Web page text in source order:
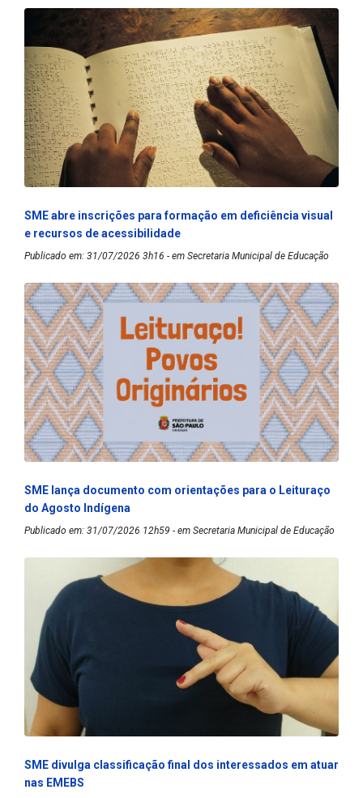
SME abre inscrições para formação em deficiência visual
e recursos de acessibilidade
Publicado em: 31/07/2026 3h16 - em Secretaria Municipal de Educação
SME lança documento com orientações para o Leituraço
do Agosto Indígena
Publicado em: 31/07/2026 12h59 - em Secretaria Municipal de Educação
SME divulga classificação final dos interessados em atuar
nas EMEBS